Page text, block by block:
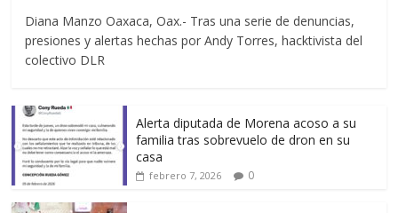
Diana Manzo Oaxaca, Oax.- Tras una serie de denuncias,
presiones y alertas hechas por Andy Torres, hacktivista del
colectivo DLR
Alerta diputada de Morena acoso a su
familia tras sobrevuelo de dron en su
casa
febrero 7, 2026 0